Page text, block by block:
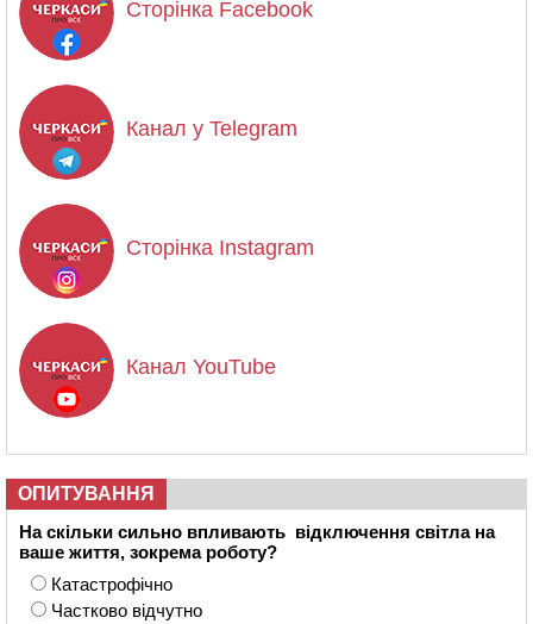
Сторінка Facebook
Канал у Telegram
Сторінка Instagram
Канал YouTube
ОПИТУВАННЯ
На скільки сильно впливають відключення світла на
ваше життя, зокрема роботу?
Катастрофічно
Частково відчутно